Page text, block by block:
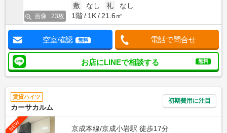
画像 : 23枚
敷
なし 礼
なし
1階
1K 21.6㎡
空室確認 無料 電話で問合せ
お店にLINEで相談する 無料
賃貸ハイツ
カーサカルム
初期費用に注目
NEW
京成本線/京成小岩駅 徒歩17分